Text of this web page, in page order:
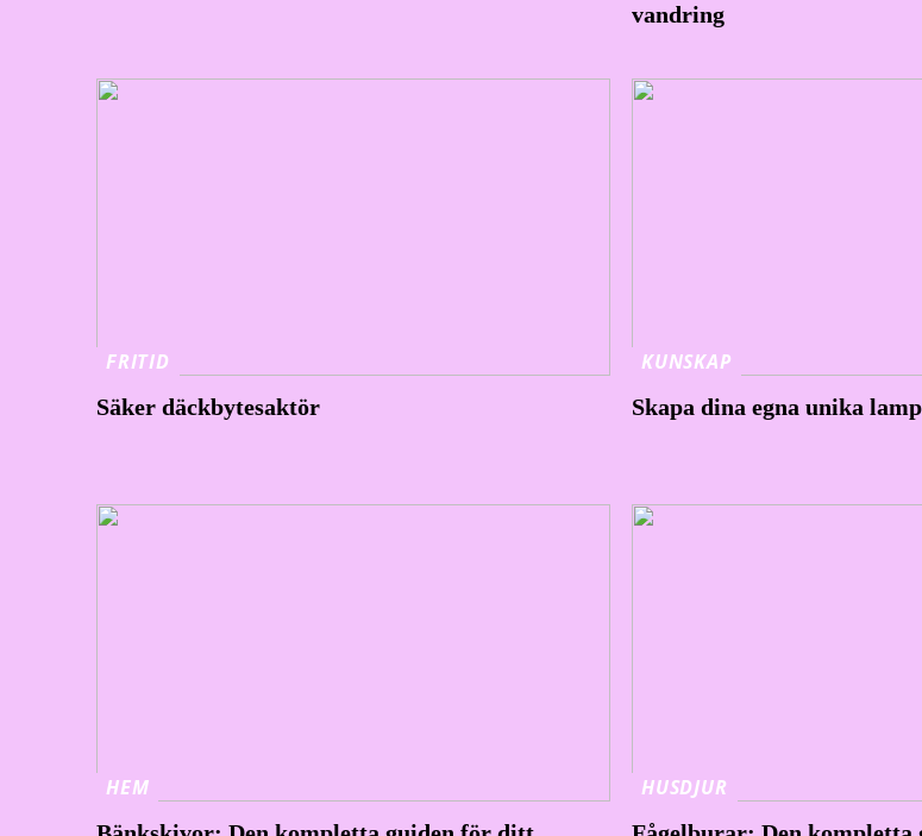
vandring
FRITID
Säker däckbytesaktör
KUNSKAP
Skapa dina egna unika
HEM
HUSDJUR